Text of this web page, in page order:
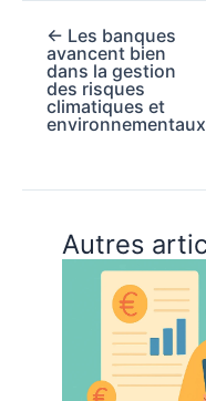
← Les banques
avancent bien
dans la gestion
des risques
climatiques et
environnementaux
Autres